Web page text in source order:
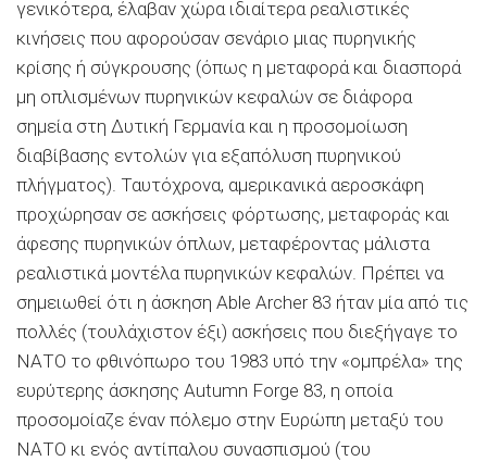
γενικότερα, έλαβαν χώρα ιδιαίτερα ρεαλιστικές
κινήσεις που αφορούσαν σενάριο μιας πυρηνικής
κρίσης ή σύγκρουσης (όπως η μεταφορά και διασπορά
μη οπλισμένων πυρηνικών κεφαλών σε διάφορα
σημεία στη Δυτική Γερμανία και η προσομοίωση
διαβίβασης εντολών για εξαπόλυση πυρηνικού
πλήγματος). Ταυτόχρονα, αμερικανικά αεροσκάφη
προχώρησαν σε ασκήσεις φόρτωσης, μεταφοράς και
άφεσης πυρηνικών όπλων, μεταφέροντας μάλιστα
ρεαλιστικά μοντέλα πυρηνικών κεφαλών. Πρέπει να
σημειωθεί ότι η άσκηση Able Archer 83 ήταν μία από τις
πολλές (τουλάχιστον έξι) ασκήσεις που διεξήγαγε το
ΝΑΤΟ το φθινόπωρο του 1983 υπό την «ομπρέλα» της
ευρύτερης άσκησης Autumn Forge 83, η οποία
προσομοίαζε έναν πόλεμο στην Ευρώπη μεταξύ του
ΝΑΤΟ κι ενός αντίπαλου συνασπισμού (του